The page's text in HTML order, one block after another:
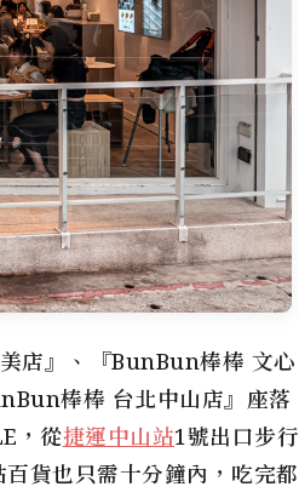
店』、『BunBun棒棒 文心
棒棒 台北中山店』座落
，從捷運中山站1號出口步行
貨也只需十分鐘內，吃完都